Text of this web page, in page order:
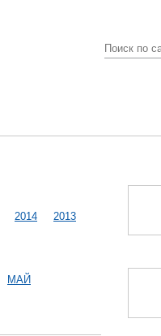
2014 2013
МАЙ